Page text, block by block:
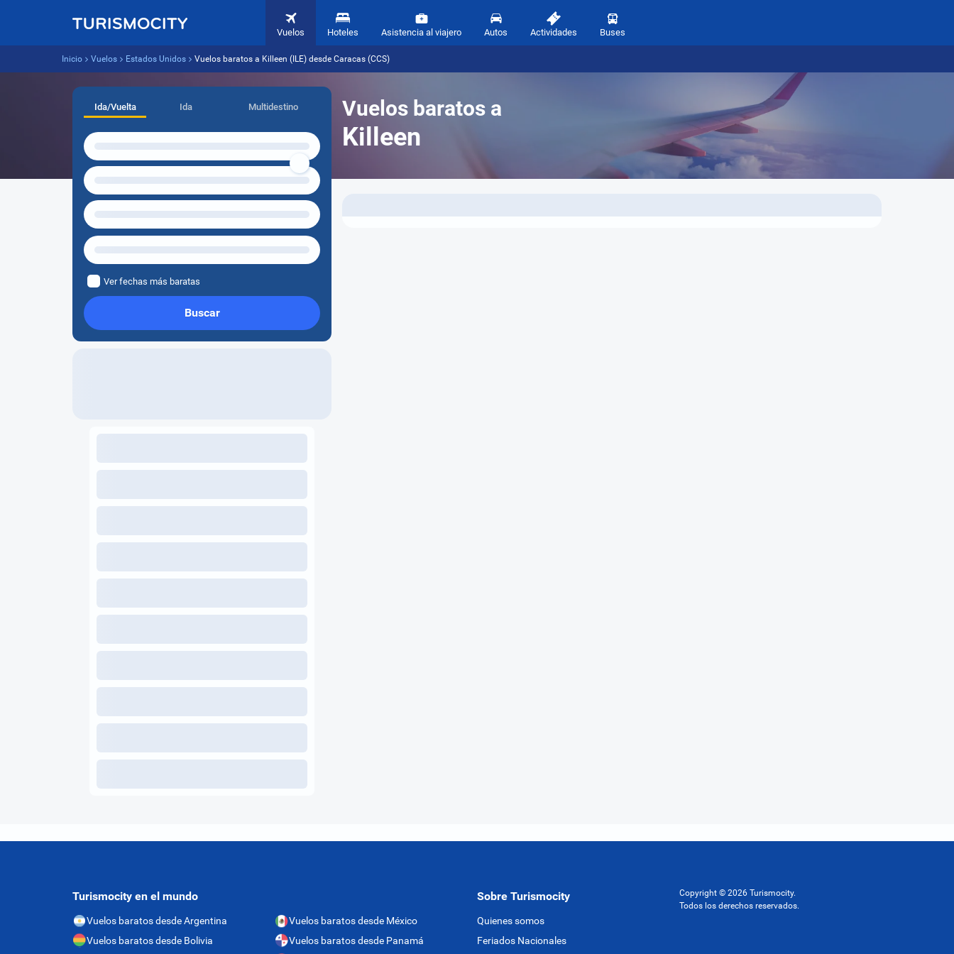
Vuelos Hoteles Asistencia al viajero Autos Actividades Buses
Inicio Vuelos Estados Unidos Vuelos baratos a Killeen (ILE) desde Caracas (CCS)
Vuelos baratos a
Killeen
Ida/Vuelta Ida Multidestino
Ver fechas más baratas
Buscar
Turismocity en el mundo
Vuelos baratos desde Argentina
Vuelos baratos desde Bolivia
Vuelos baratos desde México
Vuelos baratos desde Panamá
Sobre Turismocity
Quienes somos
Feriados Nacionales
Copyright © 2026 Turismocity.
Todos los derechos reservados.